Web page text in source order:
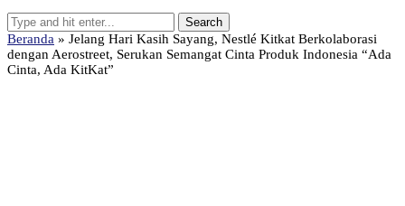
Beranda » Jelang Hari Kasih Sayang, Nestlé Kitkat Berkolaborasi
dengan Aerostreet, Serukan Semangat Cinta Produk Indonesia “Ada
Cinta, Ada KitKat”